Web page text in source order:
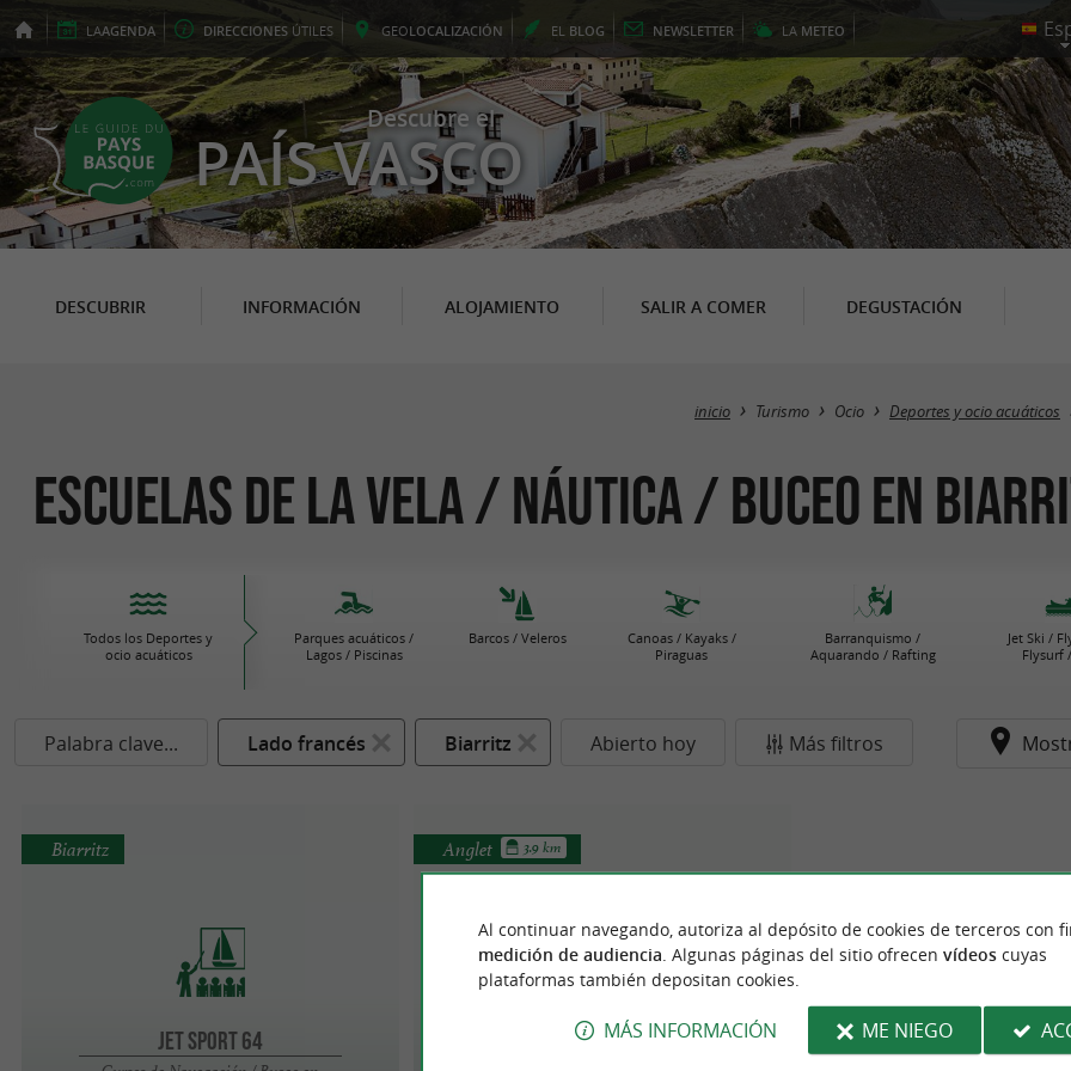
LAAGENDA DIRECCIONES ÚTILES GEOLOCALIZACIÓN EL BLOG NEWSLETTER LA METEO
Descubre el
PAÍS VASCO
DESCUBRIR INFORMACIÓN ALOJAMIENTO SALIR A COMER DEGUSTACIÓN
inicio Turismo Ocio Deportes y ocio acuáticos
Escuelas de la vela / náutica / buceo en
Todos los Deportes y
ocio acuáticos
Parques acuáticos /
Lagos / Piscinas
Barcos / Veleros
Canoas / Kayaks /
Piraguas
Barranquismo /
Aquarando / Rafting
Jet Ski /
Flysurf
Palabra clave... Lado francés Biarritz Abierto hoy Más filtros
Jet Sport 64
Biarritz
Bateau Ecole Minerva
Anglet 3.9 km
Al continuar navegando, autoriza al depósito de cookies de terceros con
medición de audiencia . Algunas páginas del sitio ofrecen vídeoscuyas
plataformas también depositan cookies.
MÁS INFORMACIÓN ME NIEGO